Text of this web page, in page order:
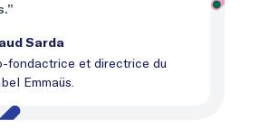
Sarda
fondactrice et directrice du
Emmaüs.